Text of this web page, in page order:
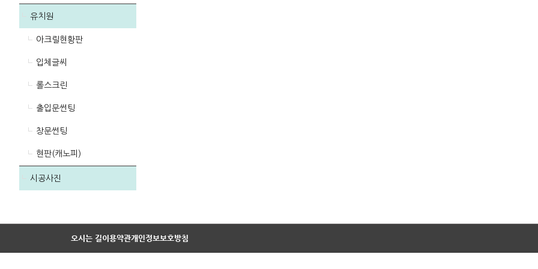
유치원
아크릴현황판
입체글씨
롤스크린
출입문썬팅
창문썬팅
현판(캐노피)
시공사진
오시는 길이용약관개인정보보호방침